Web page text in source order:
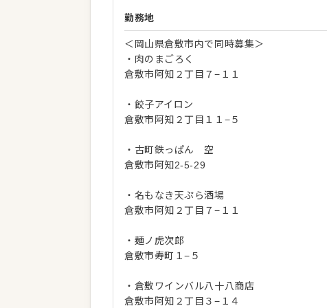
勤務地
＜岡山県倉敷市内で同時募集＞
・肉のまごろく
倉敷市阿知２丁目７−１１
・餃子アイロン
倉敷市阿知２丁目１１−５
・古町鉄っぱん 空
倉敷市阿知2-5-29
・名もなき天ぷら酒場
倉敷市阿知２丁目７−１１
・麺ノ虎次郎
倉敷市寿町１−５
・倉敷ワインバル八十八商店
倉敷市阿知２丁目３−１４